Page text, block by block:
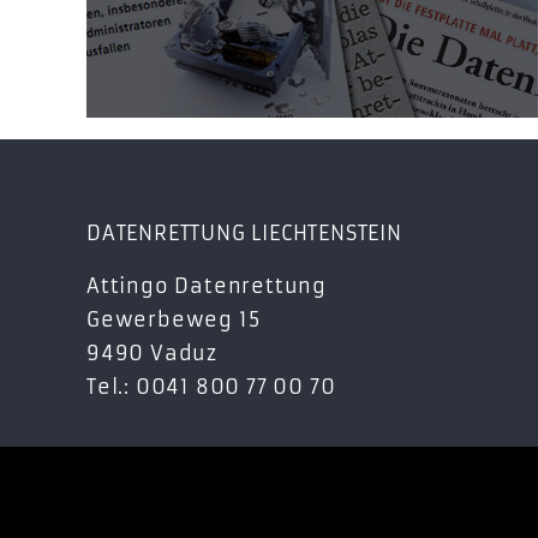
DATENRETTUNG LIECHTENSTEIN
Attingo Datenrettung
Gewerbeweg 15
9490 Vaduz
Tel.: 0041 800 77 00 70